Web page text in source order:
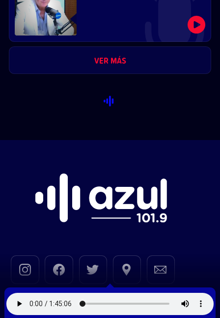
VER MÁS
© 2020—2026 |Azul FM 101.9